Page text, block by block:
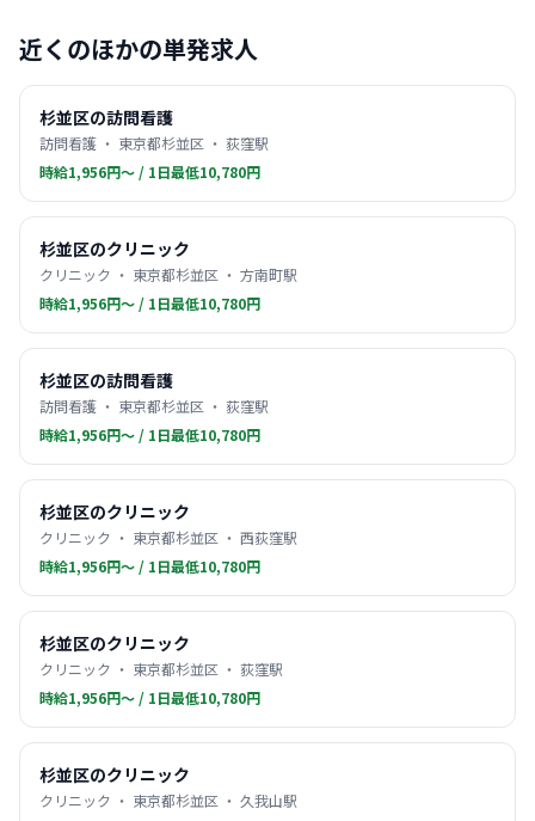
近くのほかの単発求人
杉並区の訪問看護
訪問看護 ・ 東京都杉並区 ・ 荻窪駅
時給1,956円〜 / 1日最低10,780円
杉並区のクリニック
クリニック ・ 東京都杉並区 ・ 方南町駅
時給1,956円〜 / 1日最低10,780円
杉並区の訪問看護
訪問看護 ・ 東京都杉並区 ・ 荻窪駅
時給1,956円〜 / 1日最低10,780円
杉並区のクリニック
クリニック ・ 東京都杉並区 ・ 西荻窪駅
時給1,956円〜 / 1日最低10,780円
杉並区のクリニック
クリニック ・ 東京都杉並区 ・ 荻窪駅
時給1,956円〜 / 1日最低10,780円
杉並区のクリニック
クリニック ・ 東京都杉並区 ・ 久我山駅